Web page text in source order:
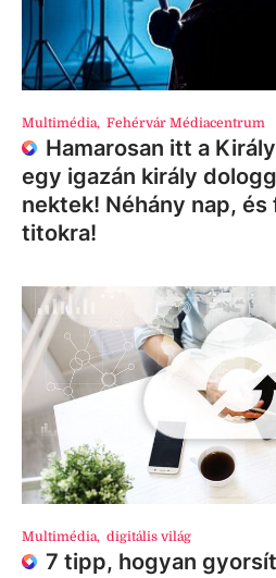
Multimédia, Fehérvár Médiacentrum
Hamarosan itt a
egy igazán király
nektek! Néhány nap,
titokra!
Multimédia, digitális világ
7 tipp, hogyan